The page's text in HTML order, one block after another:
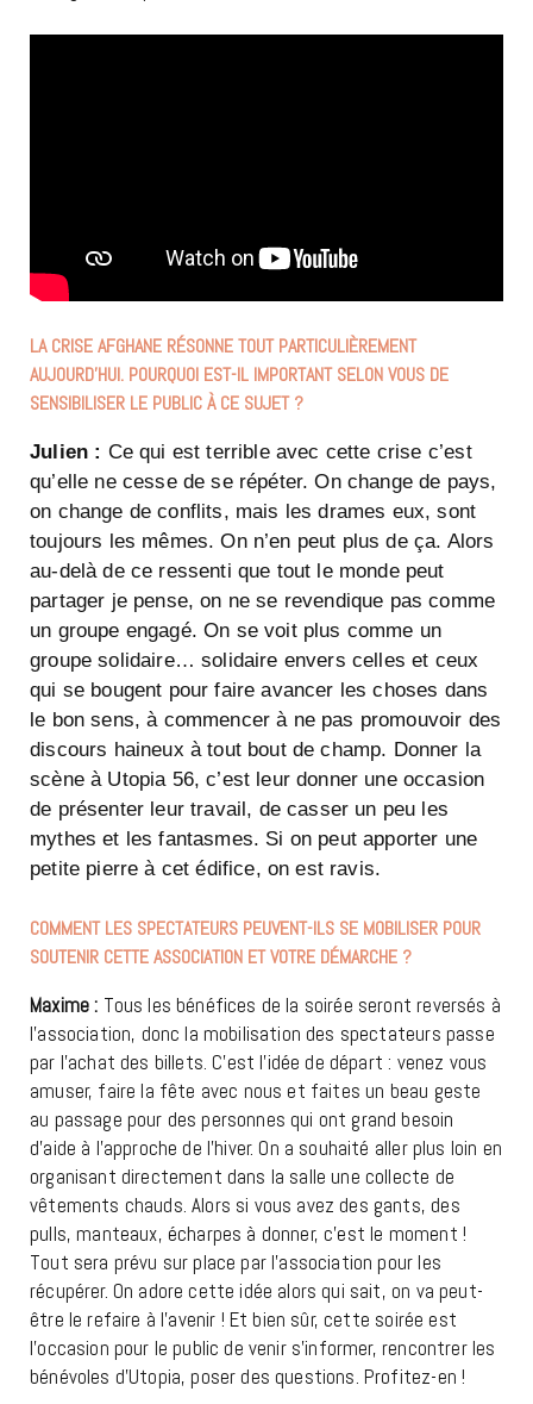
LA CRISE AFGHANE RÉSONNE TOUT PARTICULIÈREMENT
AUJOURD’HUI. POURQUOI EST-IL IMPORTANT SELON VOUS DE
SENSIBILISER LE PUBLIC À CE SUJET ?
Julien : Ce qui est terrible avec cette crise c’est
qu’elle ne cesse de se répéter. On change de pays,
on change de conflits, mais les drames eux, sont
toujours les mêmes. On n’en peut plus de ça. Alors
au-delà de ce ressenti que tout le monde peut
partager je pense, on ne se revendique pas comme
un groupe engagé. On se voit plus comme un
groupe solidaire… solidaire envers celles et ceux
qui se bougent pour faire avancer les choses dans
le bon sens, à commencer à ne pas promouvoir des
discours haineux à tout bout de champ. Donner la
scène à Utopia 56, c’est leur donner une occasion
de présenter leur travail, de casser un peu les
mythes et les fantasmes. Si on peut apporter une
petite pierre à cet édifice, on est ravis.
COMMENT LES SPECTATEURS PEUVENT-ILS SE MOBILISER POUR
SOUTENIR CETTE ASSOCIATION ET VOTRE DÉMARCHE ?
Maxime : Tous les bénéfices de la soirée seront reversés à
l’association, donc la mobilisation des spectateurs passe
par l’achat des billets. C’est l’idée de départ : venez vous
amuser, faire la fête avec nous et faites un beau geste
au passage pour des personnes qui ont grand besoin
d’aide à l’approche de l’hiver. On a souhaité aller plus loin en
organisant directement dans la salle une collecte de
vêtements chauds. Alors si vous avez des gants, des
pulls, manteaux, écharpes à donner, c’est le moment !
Tout sera prévu sur place par l’association pour les
récupérer. On adore cette idée alors qui sait, on va peut-
être le refaire à l’avenir ! Et bien sûr, cette soirée est
l’occasion pour le public de venir s’informer, rencontrer les
bénévoles d’Utopia, poser des questions. Profitez-en !